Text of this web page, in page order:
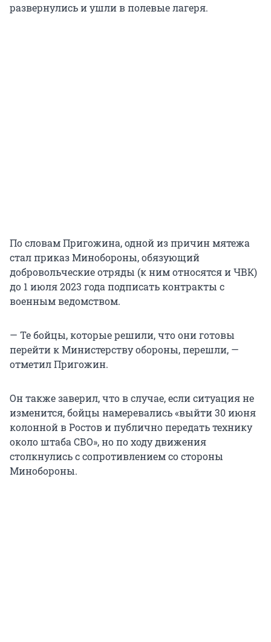
развернулись и ушли в полевые лагеря.
По словам Пригожина, одной из причин мятежа
стал приказ Минобороны, обязующий
добровольческие отряды (к ним относятся и ЧВК)
до 1 июля 2023 года подписать контракты с
военным ведомством.
— Те бойцы, которые решили, что они готовы
перейти к Министерству обороны, перешли, —
отметил Пригожин.
Он также заверил, что в случае, если ситуация не
изменится, бойцы намеревались «выйти 30 июня
колонной в Ростов и публично передать технику
около штаба СВО», но по ходу движения
столкнулись с сопротивлением со стороны
Минобороны.